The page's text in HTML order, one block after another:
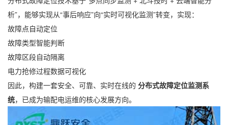
析”，能够实现从“事后响应”向“实时可视化监测”转变，实现：
故障点自动定位
故障类型智能判断
故障区段自动隔离
电力抢修过程数据可视化
因此，构建一套安全、可靠、实时在线的 分布式故障定位监测系
统，已成为输配电运维的核心发展方向。